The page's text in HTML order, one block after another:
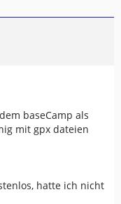
baseCamp als
mit gpx dateien
hatte ich nicht